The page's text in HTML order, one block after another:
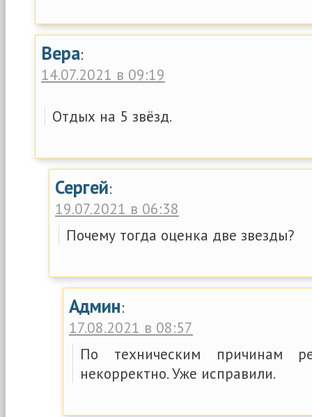
Вера:
14.07.2021 в 09:19
Отдых на 5 звёзд.
Сергей:
19.07.2021 в 06:38
Почему тогда оценка две звезды?
Админ:
17.08.2021 в 08:57
По техническим причинам
некорректно. Уже исправили.